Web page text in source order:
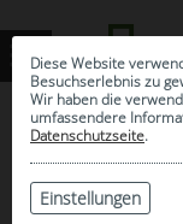
Diese Website
Besuchserlebnis zu
Wir haben die
umfassendere
Datenschutzseite.
Einstellungen
ARCHIV